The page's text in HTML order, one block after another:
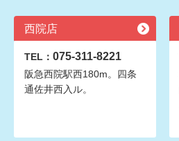
西院店
TEL： 075-311-8221
阪急西院駅西180m。四条
通佐井西入ル。